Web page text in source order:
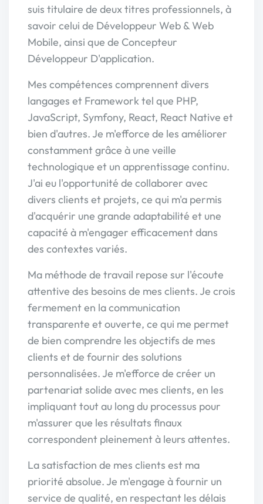
suis titulaire de deux titres professionnels, à
savoir celui de Développeur Web & Web
Mobile, ainsi que de Concepteur
Développeur D'application.
Mes compétences comprennent divers
langages et Framework tel que PHP,
JavaScript, Symfony, React, React Native et
bien d'autres. Je m'efforce de les améliorer
constamment grâce à une veille
technologique et un apprentissage continu.
J'ai eu l'opportunité de collaborer avec
divers clients et projets, ce qui m'a permis
d'acquérir une grande adaptabilité et une
capacité à m'engager efficacement dans
des contextes variés.
Ma méthode de travail repose sur l'écoute
attentive des besoins de mes clients. Je crois
fermement en la communication
transparente et ouverte, ce qui me permet
de bien comprendre les objectifs de mes
clients et de fournir des solutions
personnalisées. Je m'efforce de créer un
partenariat solide avec mes clients, en les
impliquant tout au long du processus pour
m'assurer que les résultats finaux
correspondent pleinement à leurs attentes.
La satisfaction de mes clients est ma
priorité absolue. Je m'engage à fournir un
service de qualité, en respectant les délais